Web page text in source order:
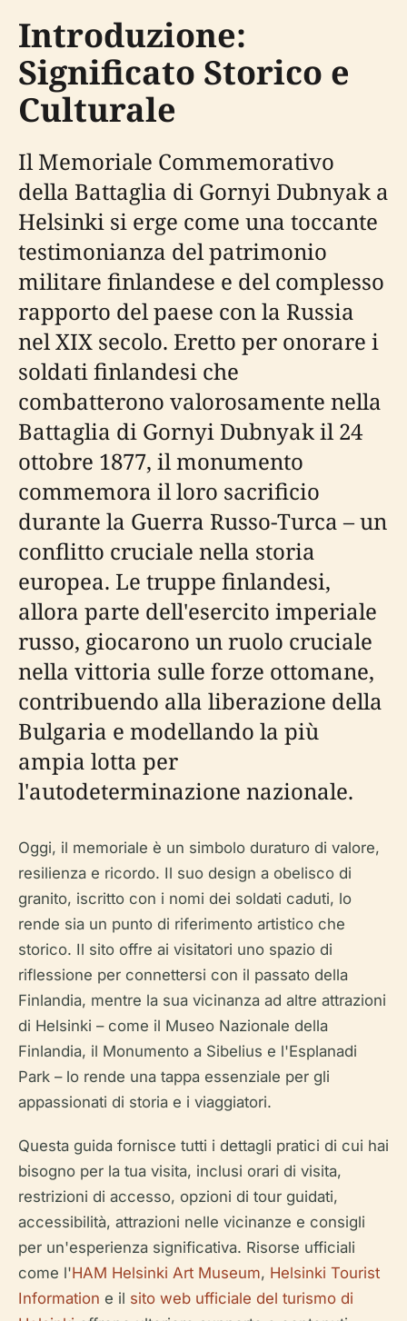
Introduzione:
Significato Storico e
Culturale
Il Memoriale Commemorativo
della Battaglia di Gornyi Dubnyak a
Helsinki si erge come una toccante
testimonianza del patrimonio
militare finlandese e del complesso
rapporto del paese con la Russia
nel XIX secolo. Eretto per onorare i
soldati finlandesi che
combatterono valorosamente nella
Battaglia di Gornyi Dubnyak il 24
ottobre 1877, il monumento
commemora il loro sacrificio
durante la Guerra Russo-Turca – un
conflitto cruciale nella storia
europea. Le truppe finlandesi,
allora parte dell'esercito imperiale
russo, giocarono un ruolo cruciale
nella vittoria sulle forze ottomane,
contribuendo alla liberazione della
Bulgaria e modellando la più
ampia lotta per
l'autodeterminazione nazionale.
Oggi, il memoriale è un simbolo duraturo di valore,
resilienza e ricordo. Il suo design a obelisco di
granito, iscritto con i nomi dei soldati caduti, lo
rende sia un punto di riferimento artistico che
storico. Il sito offre ai visitatori uno spazio di
riflessione per connettersi con il passato della
Finlandia, mentre la sua vicinanza ad altre attrazioni
di Helsinki – come il Museo Nazionale della
Finlandia, il Monumento a Sibelius e l'Esplanadi
Park – lo rende una tappa essenziale per gli
appassionati di storia e i viaggiatori.
Questa guida fornisce tutti i dettagli pratici di cui hai
bisogno per la tua visita, inclusi orari di visita,
restrizioni di accesso, opzioni di tour guidati,
accessibilità, attrazioni nelle vicinanze e consigli
per un'esperienza significativa. Risorse ufficiali
come l'HAM Helsinki Art Museum, Helsinki Tourist
Information e il sito web ufficiale del turismo di